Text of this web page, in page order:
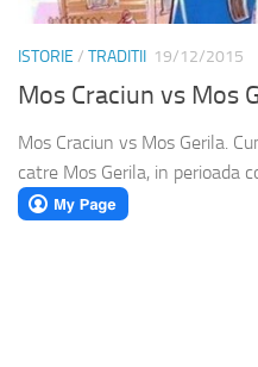
ISTORIE / TRADITII 19/12/2015
Mos Craciun vs Mos
Mos Craciun vs Mos Gerila.
catre Mos Gerila, in perioada